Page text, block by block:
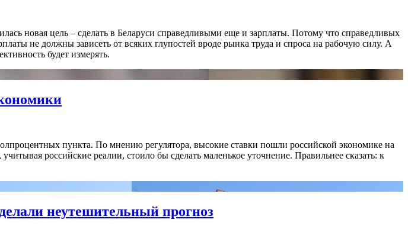
новая цель – сделать в Беларуси справедливыми еще и зарплаты. Потому что справедливых
не должны зависеть от всяких глупостей вроде рынка труда и спроса на рабочую силу. А
будет измерять.
пункта. По мнению регулятора, высокие ставки пошли российской экономике на
российские реалии, стоило бы сделать маленькое уточнение. Правильнее сказать: к
неутешительный прогноз